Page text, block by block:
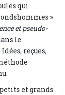
qui
»
et pseudo-
le
reçues,
et grands